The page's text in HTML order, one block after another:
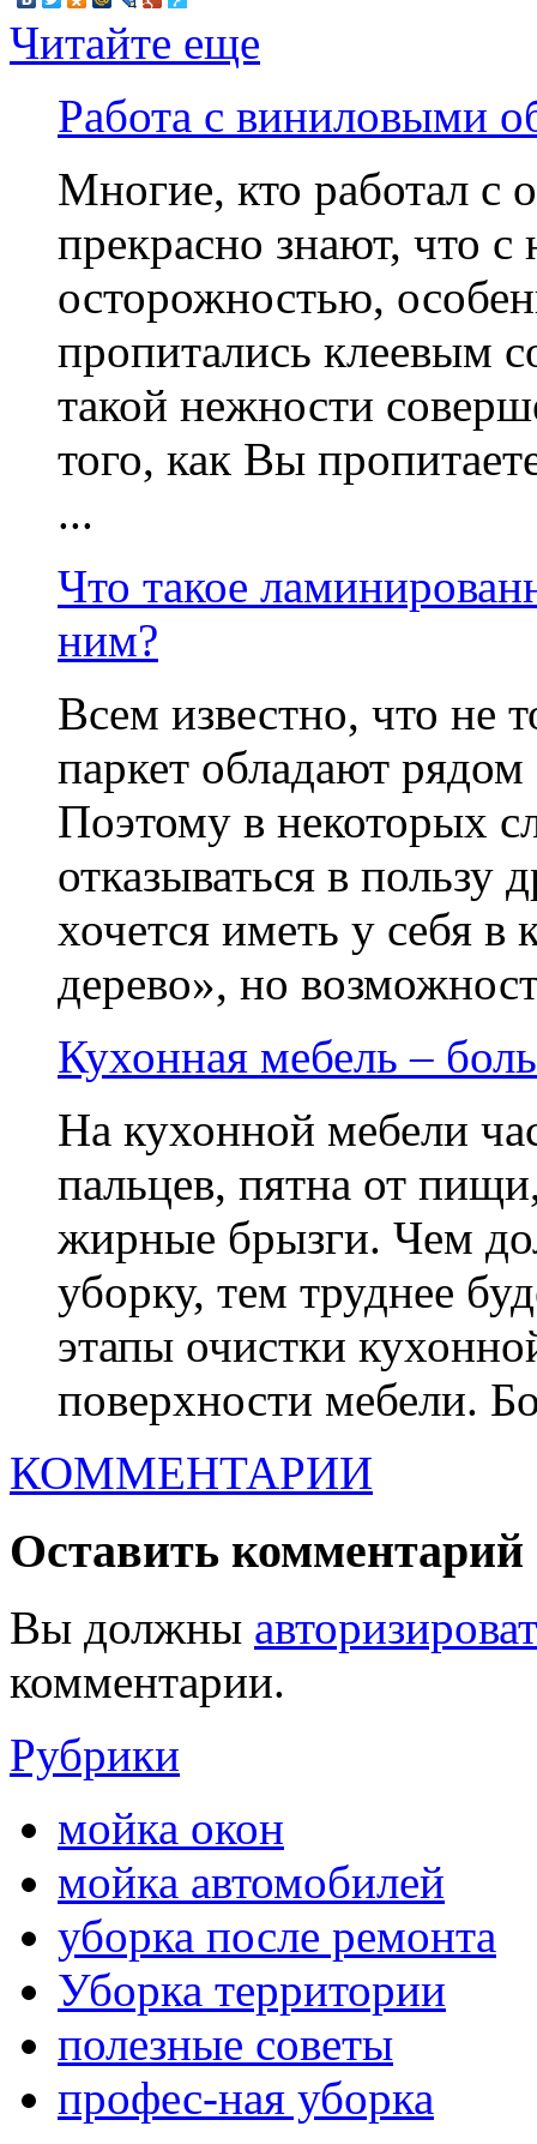
Читайте еще
Работа с виниловыми
Многие, кто работал
прекрасно знают, что
осторожностью,
пропитались клеевым
такой нежности
того, как Вы
...
Что такое
ним?
Всем известно, что не
паркет обладают
Поэтому в некоторых
отказываться в пользу
хочется иметь у себя
дерево», но
Кухонная мебель –
На кухонной мебели
пальцев, пятна от
жирные брызги. Чем
уборку, тем труднее
этапы очистки
поверхности мебели.
КОММЕНТАРИИ
Оставить комментарий
Вы должны
комментарии.
Рубрики
мойка окон
мойка автомобилей
уборка после ремонта
Уборка территории
полезные советы
профес-ная уборка